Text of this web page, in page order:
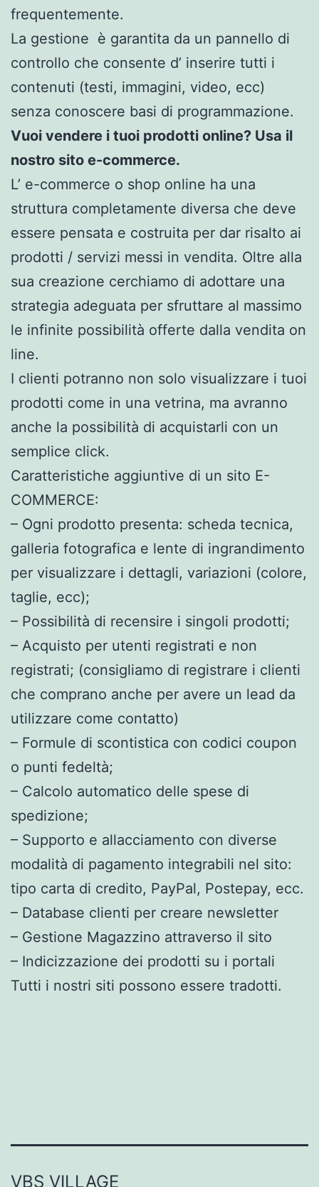
frequentemente.
La gestione è garantita da un pannello di
controllo che consente d’ inserire tutti i
contenuti (testi, immagini, video, ecc)
senza conoscere basi di programmazione.
Vuoi vendere i tuoi prodotti online? Usa il
nostro sito e-commerce.
L’ e-commerce o shop online ha una
struttura completamente diversa che deve
essere pensata e costruita per dar risalto ai
prodotti / servizi messi in vendita. Oltre alla
sua creazione cerchiamo di adottare una
strategia adeguata per sfruttare al massimo
le infinite possibilità offerte dalla vendita on
line.
I clienti potranno non solo visualizzare i tuoi
prodotti come in una vetrina, ma avranno
anche la possibilità di acquistarli con un
semplice click.
Caratteristiche aggiuntive di un sito E-
COMMERCE:
– Ogni prodotto presenta: scheda tecnica,
galleria fotografica e lente di ingrandimento
per visualizzare i dettagli, variazioni (colore,
taglie, ecc);
– Possibilità di recensire i singoli prodotti;
– Acquisto per utenti registrati e non
registrati; (consigliamo di registrare i clienti
che comprano anche per avere un lead da
utilizzare come contatto)
– Formule di scontistica con codici coupon
o punti fedeltà;
– Calcolo automatico delle spese di
spedizione;
– Supporto e allacciamento con diverse
modalità di pagamento integrabili nel sito:
tipo carta di credito, PayPal, Postepay, ecc.
– Database clienti per creare newsletter
– Gestione Magazzino attraverso il sito
– Indicizzazione dei prodotti su i portali
Tutti i nostri siti possono essere tradotti.
VBS VILLAGE